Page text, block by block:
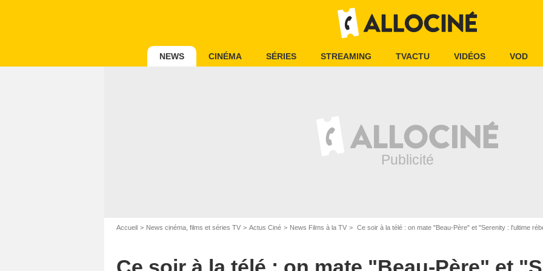
NEWS CINÉMA SÉRIES STREAMING TVACTU VIDÉOS VOD
Accueil News cinéma, films et séries TV Actus Ciné News Films à la TV Ce soir à la télé : on mate "Beau-Père" et "Serenity : l'ultime